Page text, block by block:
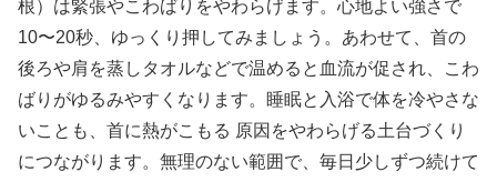
根）は緊張やこわばりをやわらげます。心地よい強さで
10〜20秒、ゆっくり押してみましょう。あわせて、首の
後ろや肩を蒸しタオルなどで温めると血流が促され、こわ
ばりがゆるみやすくなります。睡眠と入浴で体を冷やさな
いことも、首に熱がこもる 原因をやわらげる土台づくり
につながります。無理のない範囲で、毎日少しずつ続けて